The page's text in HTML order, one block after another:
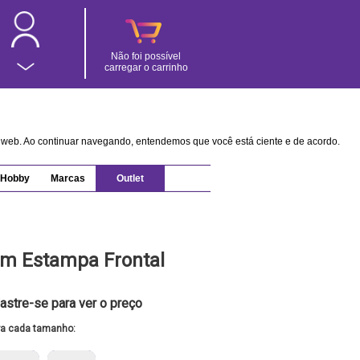
Não foi possível
carregar o carrinho
Ao continuar navegando, entendemos que você está ciente e de acordo.
Hobby Marcas Outlet
Estampa Frontal
se para ver o preço
cada tamanho: